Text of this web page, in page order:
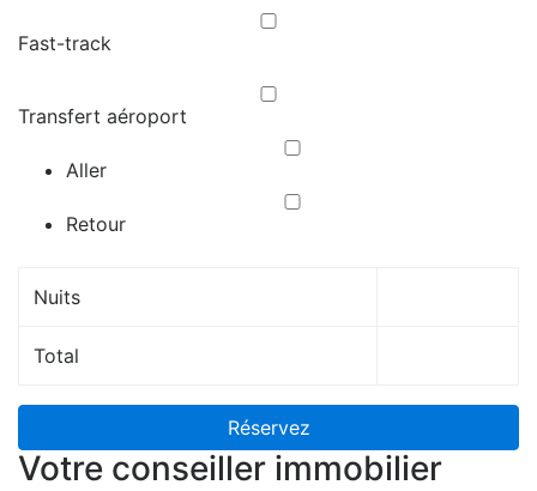
Fast-track
Transfert aéroport
Aller
Retour
Nuits
Total
Réservez
Votre conseiller immobilier